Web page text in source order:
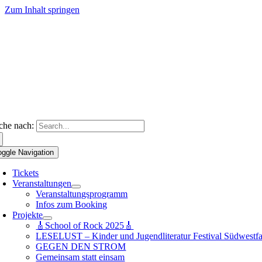
Zum Inhalt springen
nach:
Navigation
Tickets
Veranstaltungen
Veranstaltungsprogramm
Infos zum Booking
Projekte
🎸School of Rock 2025🎸
LESELUST – Kinder und Jugendliteratur Festival
GEGEN DEN STROM
Gemeinsam statt einsam